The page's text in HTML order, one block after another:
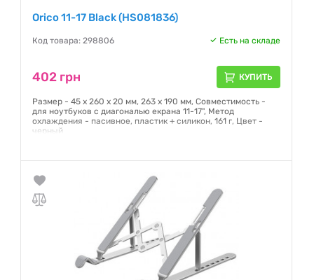
Orico 11-17 Black (HS081836)
Код товара: 298806 Есть на складе
402 грн КУПИТЬ
Размер - 45 x 260 x 20 мм, 263 х 190 мм, Совместимость -
для ноутбуков с диагональю екрана 11-17", Метод
охлаждения - пасивное, пластик + силикон, 161 г, Цвет -
черный